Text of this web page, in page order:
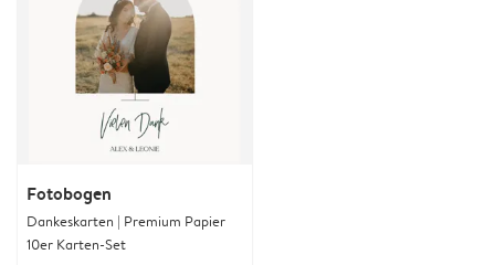
Fotobogen
Dankeskarten | Premium Papier
10er Karten-Set